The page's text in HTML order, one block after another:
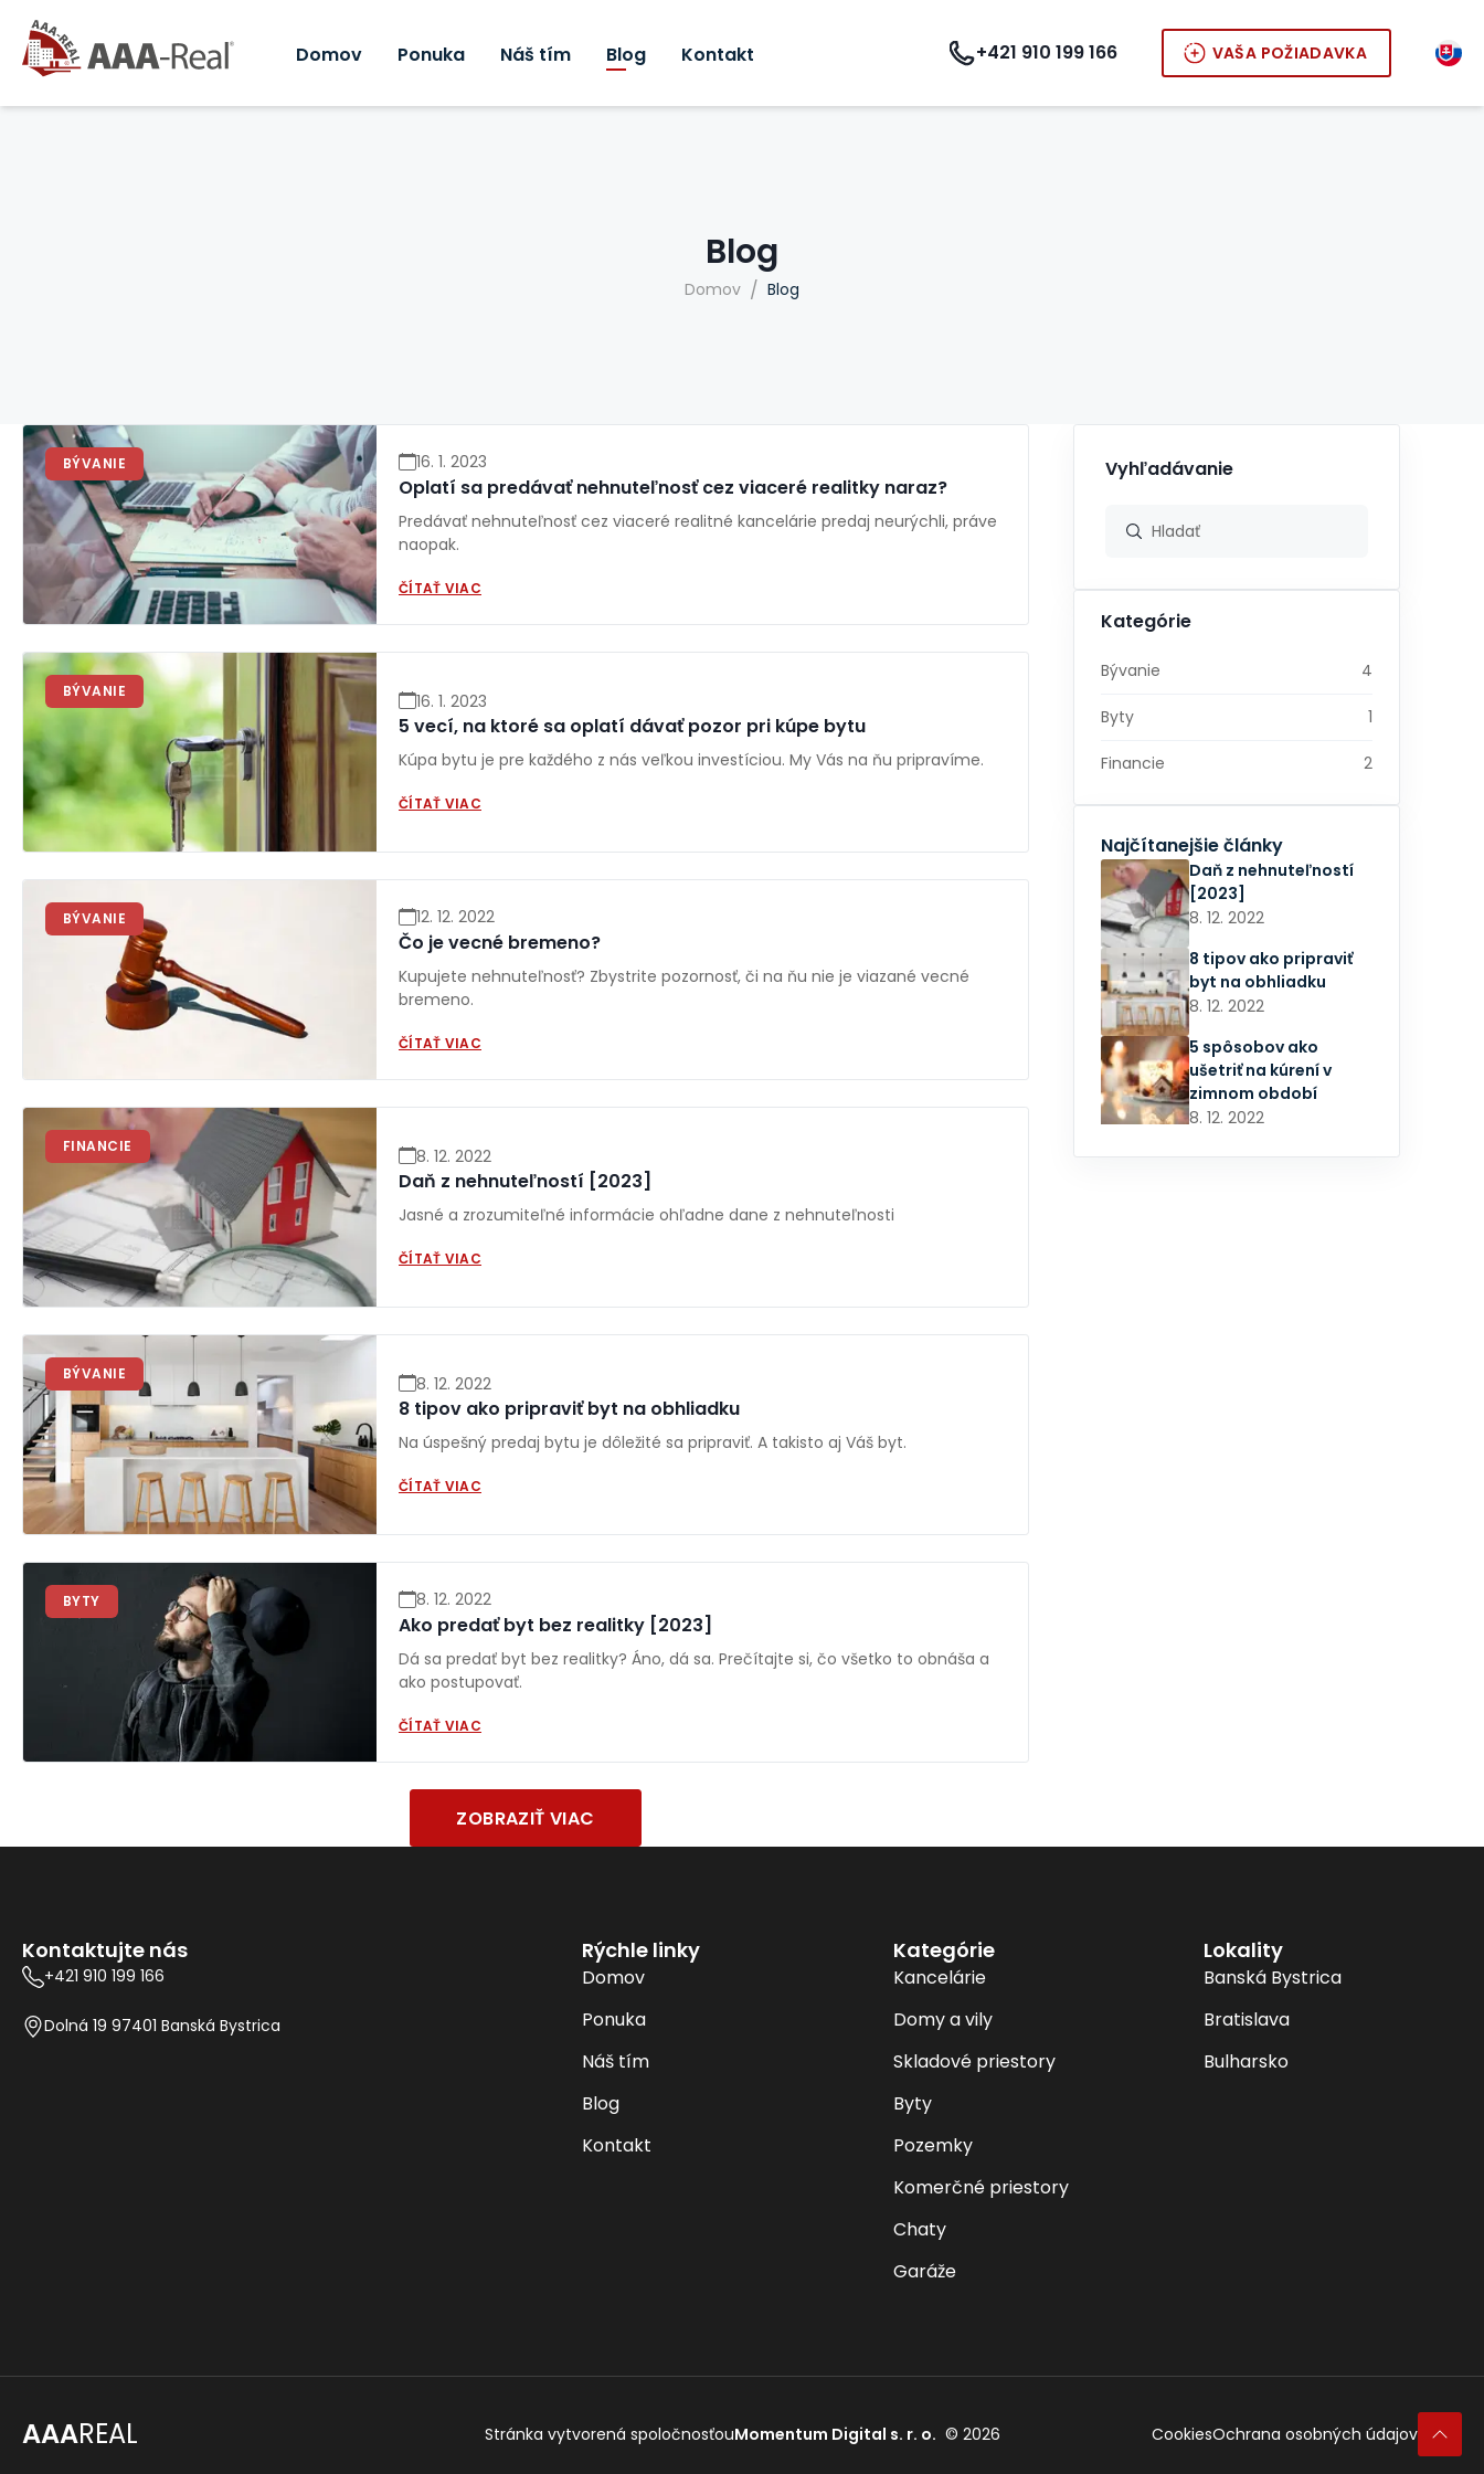
Domov Ponuka Náš tím Blog Kontakt +421 910 199 166 VAŠA POŽIADAVKA
Blog
Domov / Blog
BÝVANIE 16. 1. 2023
Oplatí sa predávať nehnuteľnosť cez viaceré realitky naraz?
Predávať nehnuteľnosť cez viaceré realitné kancelárie predaj neurýchli, práve
naopak.
ČÍTAŤ VIAC
BÝVANIE 16. 1. 2023
5 vecí, na ktoré sa oplatí dávať pozor pri kúpe bytu
Kúpa bytu je pre každého z nás veľkou investíciou. My Vás na ňu pripravíme.
ČÍTAŤ VIAC
BÝVANIE 12. 12. 2022
Čo je vecné bremeno?
Kupujete nehnuteľnosť? Zbystrite pozornosť, či na ňu nie je viazané vecné
bremeno.
ČÍTAŤ VIAC
FINANCIE 8. 12. 2022
Daň z nehnuteľností [2023]
Jasné a zrozumiteľné informácie ohľadne dane z nehnuteľnosti
ČÍTAŤ VIAC
BÝVANIE 8. 12. 2022
8 tipov ako pripraviť byt na obhliadku
Na úspešný predaj bytu je dôležité sa pripraviť. A takisto aj Váš byt.
ČÍTAŤ VIAC
BYTY 8. 12. 2022
Ako predať byt bez realitky [2023]
Dá sa predať byt bez realitky? Áno, dá sa. Prečítajte si, čo všetko to obnáša a
ako postupovať.
ČÍTAŤ VIAC
ZOBRAZIŤ VIAC
Vyhľadávanie
Kategórie
Bývanie 4
Byty 1
Financie 2
Najčítanejšie články
Daň z nehnuteľností
[2023]
8. 12. 2022
8 tipov ako pripraviť
byt na obhliadku
8. 12. 2022
5 spôsobov ako
ušetriť na kúrení v
zimnom období
8. 12. 2022
Kontaktujte nás
+421 910 199 166
Dolná 19 97401 Banská Bystrica
Rýchle linky
Domov
Ponuka
Náš tím
Blog
Kontakt
Kategórie
Kancelárie
Domy a vily
Skladové priestory
Byty
Pozemky
Komerčné priestory
Chaty
Garáže
Lokality
Banská Bystrica
Bratislava
Bulharsko
AAAREAL Stránka vytvorená spoločnosťouMomentum Digital s. r. o. © 2026 CookiesOchrana osobných údajov